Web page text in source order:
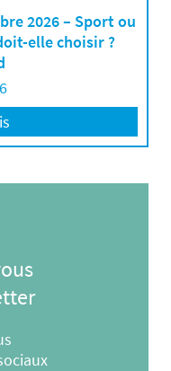
2026 – Sport ou
elle choisir ?